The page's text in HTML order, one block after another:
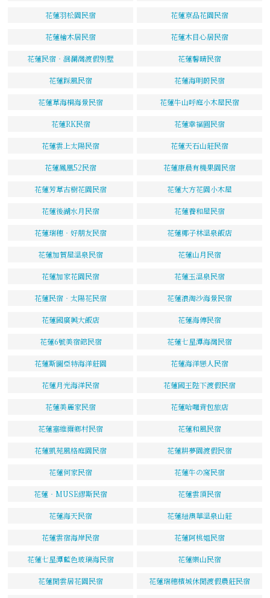
花蓮羽松園民宿 花蓮京品花園民宿
花蓮檜木居民宿 花蓮木目心居民宿
花蓮民宿‧洄瀾灣渡假別墅 花蓮馨晴民宿
花蓮踩風民宿 花蓮海明蔚民宿
花蓮草海桐海景民宿 花蓮牛山呼庭小木屋民宿
花蓮RK民宿 花蓮幸福圓民宿
花蓮雲上太陽民宿 花蓮天石山莊民宿
花蓮鳳凰52民宿 花蓮康晨有機果園民宿
花蓮芳草古樹花園民宿 花蓮大方花園小木屋
花蓮後湖水月民宿 花蓮養和屋民宿
花蓮瑞穗‧好朋友民宿 花蓮椰子林溫泉飯店
花蓮加賀屋溫泉民宿 花蓮山月民宿
花蓮加家花園民宿 花蓮玉溫泉民宿
花蓮民宿‧太陽花民宿 花蓮浪淘沙海景民宿
花蓮國廣興大飯店 花蓮海傳民宿
花蓮6號美宿館民宿 花蓮七星潭海灣民宿
花蓮斯圖亞特海洋莊園 花蓮海洋戀人民宿
花蓮月光海洋民宿 花蓮國王陛下渡假民宿
花蓮美麗家民宿 花蓮哈囉背包旅店
花蓮塞維爾鄉村民宿 花蓮和風民宿
花蓮凱苑風格庭園民宿 花蓮耕夢園渡假民宿
花蓮何家民宿 花蓮牛の窩民宿
花蓮‧MUSE繆斯民宿 花蓮雲頂民宿
花蓮海天民宿 花蓮紐澳華溫泉山莊
花蓮雲宿海岸民宿 花蓮阿桃姐民宿
花蓮七星潭藍色玻璃海民宿 花蓮樂山民宿
花蓮閒雲居花園民宿 花蓮瑞穗檳城休閒渡假農莊民宿